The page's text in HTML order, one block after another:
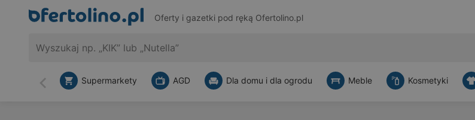
Oferty i gazetki pod ręką Ofertolino.pl
Wstecz
Supermarkety AGD Dla domu i dla ogrodu Meble Kosmetyki